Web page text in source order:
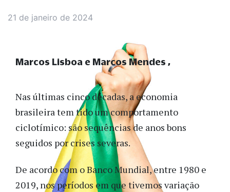
21 de janeiro de 2024
Nas últimas cinco décadas, a economia
brasileira tem tido um comportamento
ciclotímico: são sequências de anos bons
seguidos por crises severas.
De acordo com o Banco Mundial, entre 1980 e
2019, nos períodos em que tivemos variação
Marcos Lisboa e Marcos Mendes